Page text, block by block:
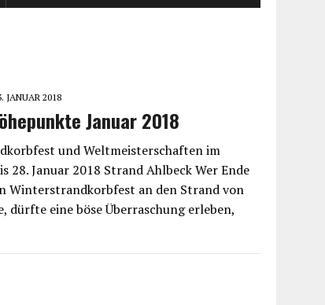
JANUAR 2018
Januar 2018
und Weltmeisterschaften im
28. Januar 2018 Strand Ahlbeck Wer Ende
Winterstrandkorbfest an den Strand von
eine böse Überraschung erleben,